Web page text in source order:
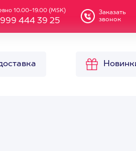
10.00-19.00 (MSK)
999 444 39 25
Заказать
звонок